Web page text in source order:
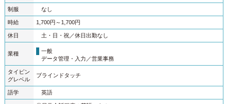
制服 なし
時給 1,700円～1,700円
休日 土・日・祝 休日出勤なし
業種
一般
データ管理・入力
営業事務
タイピン
グレベル
ブラインドタッチ
語学 英語